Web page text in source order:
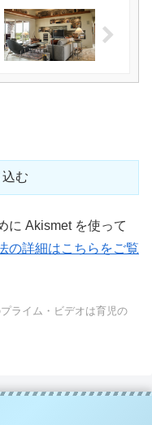
む
に Akismet を使って
の詳細はこちらをご覧
ライム・ビデオは育児の